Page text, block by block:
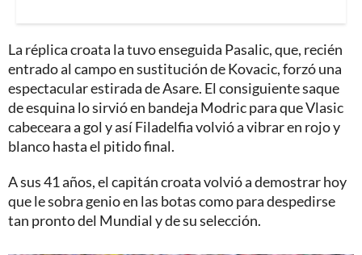
La réplica croata la tuvo enseguida Pasalic, que, recién
entrado al campo en sustitución de Kovacic, forzó una
espectacular estirada de Asare. El consiguiente saque
de esquina lo sirvió en bandeja Modric para que Vlasic
cabeceara a gol y así Filadelfia volvió a vibrar en rojo y
blanco hasta el pitido final.
A sus 41 años, el capitán croata volvió a demostrar hoy
que le sobra genio en las botas como para despedirse
tan pronto del Mundial y de su selección.